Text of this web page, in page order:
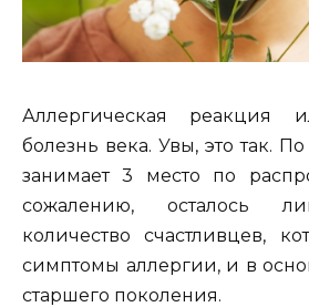
Аллергическая реакция
болезнь века. Увы, это так.
занимает 3 место по
сожалению, осталось
количество счастливцев,
симптомы аллергии, и в
старшего поколения.